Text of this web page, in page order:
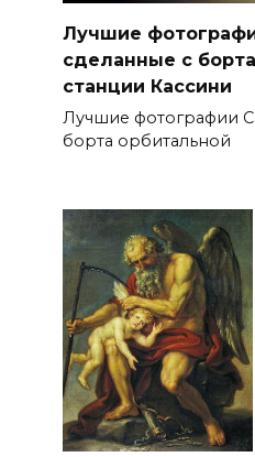
Лучшие
сделанные с
станции Кассини
Лучшие фотографии
борта орбитальной